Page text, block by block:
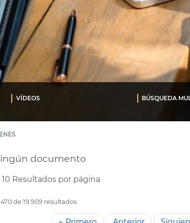
VÍDEOS BÚSQUEDA
documento
Resultados por página
de 19.909 resultados.